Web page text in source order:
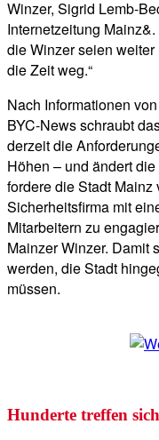
Winzer, Sigrid Lemb-
Internetzeitung
die Winzer seien weiter
die Zeit weg.“
Nach Informationen
BYC-News schraubt
derzeit die
Höhen – und ändert
fordere die Stadt
Sicherheitsfirma mit
Mitarbeitern zu
Mainzer Winzer. Damit
werden, die Stadt
müssen.
Hunderte treffen